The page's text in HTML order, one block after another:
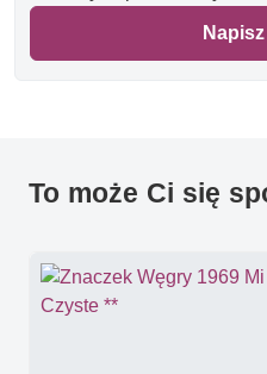
To może Ci się